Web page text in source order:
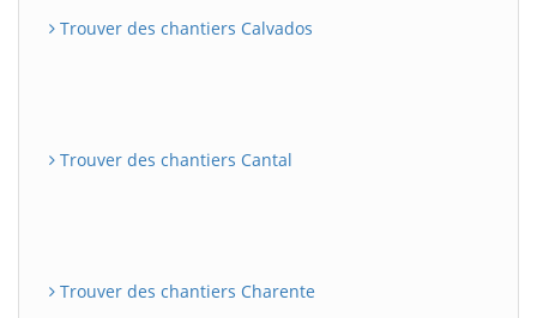
Trouver des chantiers Calvados
Trouver des chantiers Cantal
Trouver des chantiers Charente